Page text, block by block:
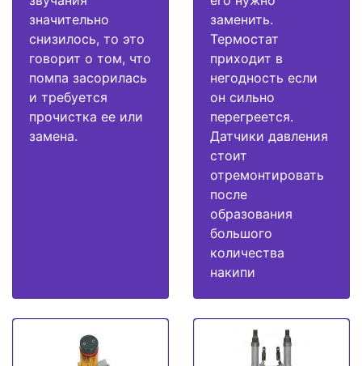
значительно
снизилось, то это
говорит о том, что
помпа засорилась
и требуется
прочистка ее или
замена.
заменить.
Термостат
приходит в
негодность если
он сильно
перегреется.
Датчики давления
стоит
отремонтировать
после
образования
большого
количества
накипи